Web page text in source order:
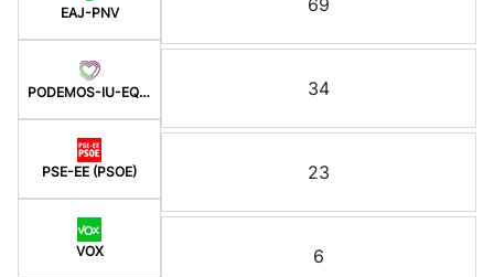
EAJ-PNV
PODEMOS-IU-EQUO BERD
PSE-EE (PSOE)
VOX
69
34
23
6